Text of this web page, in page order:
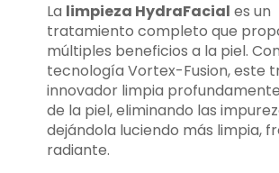
La limpieza HydraFacial es un
tratamiento completo que
múltiples beneficios a la piel.
tecnología Vortex-Fusion, este
innovador limpia
de la piel, eliminando las
dejándola luciendo más limpia,
radiante.